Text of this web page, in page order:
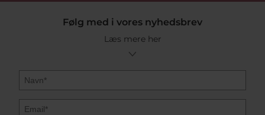
Følg med i vores nyhedsbrev
Læs mere her